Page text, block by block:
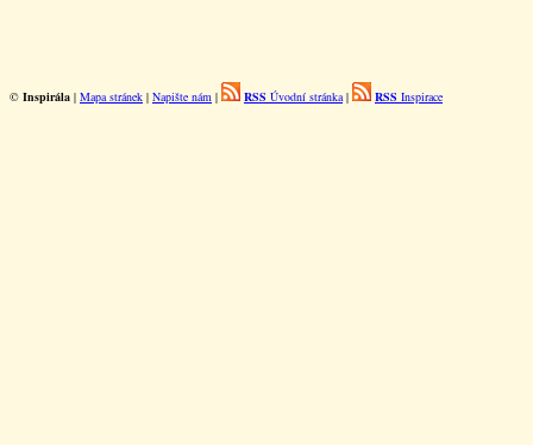
© Inspirála | Mapa stránek | Napište nám | RSS Úvodní stránka| RSS Inspirace